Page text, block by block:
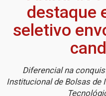
destaque
seletivo
Diferencial na
Institucional de Bolsas de